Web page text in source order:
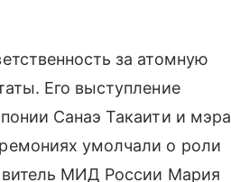
за атомную
Его выступление
Санаэ Такаити и мэра
умолчали о роли
МИД России Мария